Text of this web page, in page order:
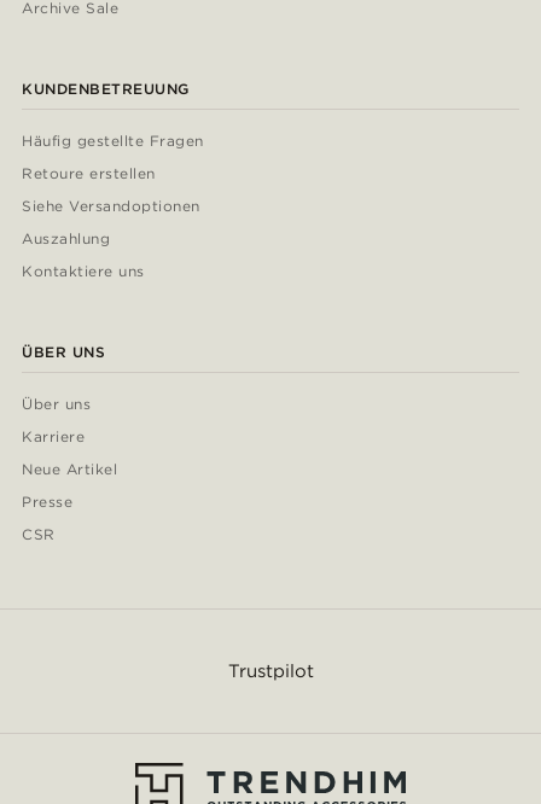
Archive Sale
KUNDENBETREUUNG
Häufig gestellte Fragen
Retoure erstellen
Siehe Versandoptionen
Auszahlung
Kontaktiere uns
ÜBER UNS
Über uns
Karriere
Neue Artikel
Presse
CSR
Trustpilot